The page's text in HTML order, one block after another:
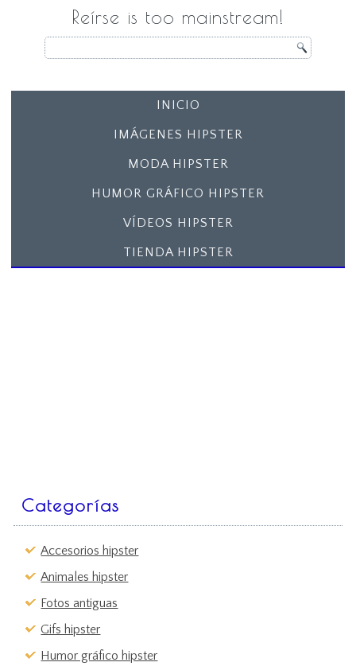
Reírse is too mainstream!
INICIO
IMÁGENES HIPSTER
MODA HIPSTER
HUMOR GRÁFICO HIPSTER
VÍDEOS HIPSTER
TIENDA HIPSTER
Categorías
Accesorios hipster
Animales hipster
Fotos antiguas
Gifs hipster
Humor gráfico hipster